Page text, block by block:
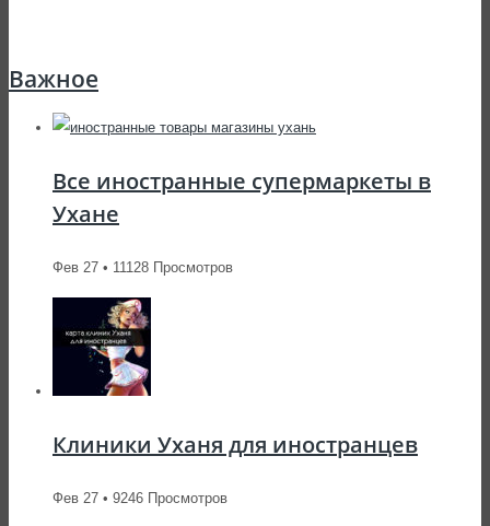
Важное
Все иностранные супермаркеты в
Ухане
Фев 27 • 11128 Просмотров
Клиники Уханя для иностранцев
Фев 27 • 9246 Просмотров